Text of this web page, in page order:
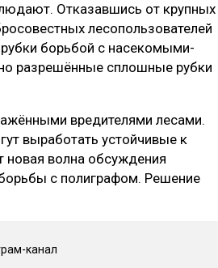
Отказавшись от крупных
лесопользователей
борьбой с насекомыми-
разрешённые сплошные рубки
вредителями лесами.
выработать устойчивые к
новая волна обсуждения
с полиграфом. Решение
канал